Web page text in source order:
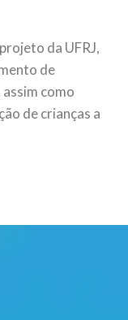
da UFRJ,
de
como
de crianças a